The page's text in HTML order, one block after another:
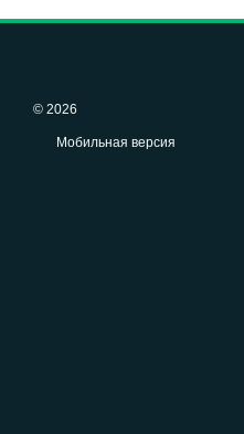
© 2026
Мобильная версия